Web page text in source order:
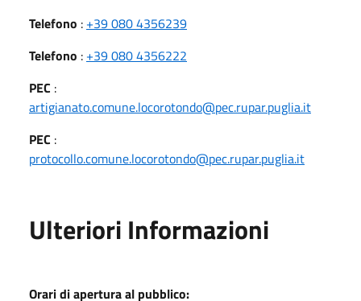
Telefono : +39 080 4356239
Telefono : +39 080 4356222
PEC :
artigianato.comune.locorotondo@pec.rupar.puglia.it
PEC :
protocollo.comune.locorotondo@pec.rupar.puglia.it
Ulteriori Informazioni
Orari di apertura al pubblico: